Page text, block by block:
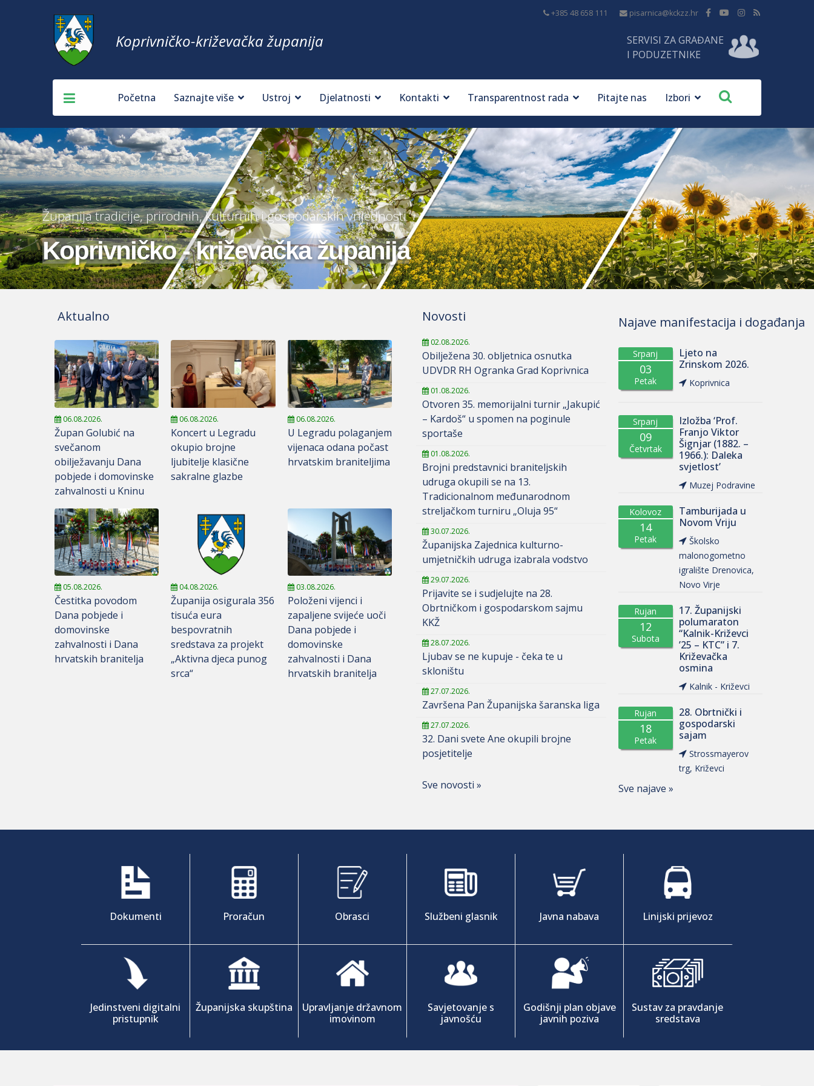
+385 48 658 111 pisarnica@kckzz.hr
Koprivničko-križevačka županija
SERVISI ZA GRAĐANE
I PODUZETNIKE
Početna Saznajte više Ustroj Djelatnosti Kontakti Transparentnost rada Pitajte nas Izbori
Županija tradicije, prirodnih, kulturnih i gospodarskih vrijednosti
Koprivničko - križevačka županija
Aktualno
06.08.2026.
Župan Golubić na
svečanom
obilježavanju Dana
pobjede i domovinske
zahvalnosti u Kninu
06.08.2026.
Koncert u Legradu
okupio brojne
ljubitelje klasične
sakralne glazbe
06.08.2026.
U Legradu polaganjem
vijenaca odana počast
hrvatskim braniteljima
05.08.2026.
Čestitka povodom
Dana pobjede i
domovinske
zahvalnosti i Dana
hrvatskih branitelja
04.08.2026.
Županija osigurala 356
tisuća eura
bespovratnih
sredstava za projekt
„Aktivna djeca punog
srca“
03.08.2026.
Položeni vijenci i
zapaljene svijeće uoči
Dana pobjede i
domovinske
zahvalnosti i Dana
hrvatskih branitelja
Novosti
02.08.2026.
Obilježena 30. obljetnica osnutka
UDVDR RH Ogranka Grad Koprivnica
01.08.2026.
Otvoren 35. memorijalni turnir „Jakupić
– Kardoš“ u spomen na poginule
sportaše
01.08.2026.
Brojni predstavnici braniteljskih
udruga okupili se na 13.
Tradicionalnom međunarodnom
streljačkom turniru „Oluja 95“
30.07.2026.
Županijska Zajednica kulturno-
umjetničkih udruga izabrala vodstvo
29.07.2026.
Prijavite se i sudjelujte na 28.
Obrtničkom i gospodarskom sajmu
KKŽ
28.07.2026.
Ljubav se ne kupuje - čeka te u
skloništu
27.07.2026.
Završena Pan Županijska šaranska liga
27.07.2026.
32. Dani svete Ane okupili brojne
posjetitelje
Sve novosti »
Najave manifestacija i događanja
Srpanj
03
Petak
Ljeto na
Zrinskom 2026.
Koprivnica
Srpanj
09
Četvrtak
Izložba ‘Prof.
Franjo Viktor
Šignjar (1882. –
1966.): Daleka
svjetlost’
Muzej Podravine
Kolovoz
14
Petak
Tamburijada u
Novom Vriju
Školsko
malonogometno
igralište Drenovica,
Novo Virje
Rujan
12
Subota
17. Županijski
polumaraton
“Kalnik-Križevci
’25 – KTC” i 7.
Križevačka
osmina
Kalnik - Križevci
Rujan
18
Petak
28. Obrtnički i
gospodarski
sajam
Strossmayerov
trg, Križevci
Sve najave »
Dokumenti Proračun Obrasci Službeni glasnik Javna nabava Linijski prijevoz
Jedinstveni digitalni
pristupnik
Županijska skupština
Upravljanje državnom
imovinom
Savjetovanje s
javnošću
Godišnji plan objave
javnih poziva
Sustav za pravdanje
sredstava